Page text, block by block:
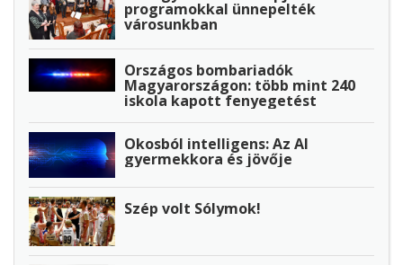
programokkal ünnepelték
városunkban
Országos bombariadók
Magyarországon: több mint 240
iskola kapott fenyegetést
Okosból intelligens: Az AI
gyermekkora és jövője
Szép volt Sólymok!